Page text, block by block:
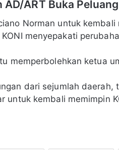
AD/ART Buka
Norman untuk
menyepakati
memperbolehkan ketua
dari sejumlah daerah,
untuk kembali memimpin